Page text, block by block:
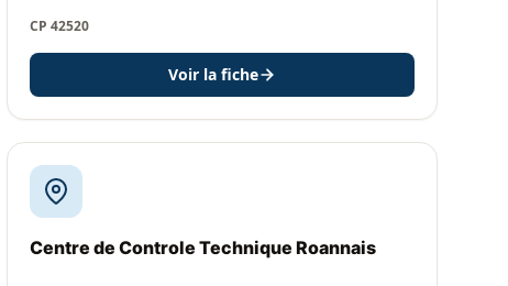
CP 42520
Voir la fiche
Centre de Controle Technique Roannais